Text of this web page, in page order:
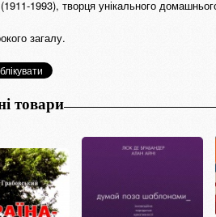
1993), творця унікального
загалу.
товари